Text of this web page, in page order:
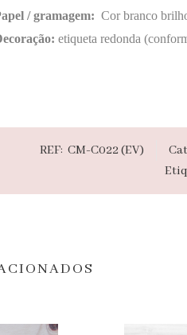
/ gramagem: Cor branco
etiqueta redonda
REF: CM-C022 (EV)